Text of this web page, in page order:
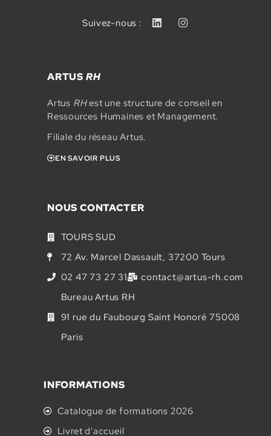
Suivez-nous :
ARTUS RH
Artus RHest une structure de conseil en
Ressources Humaines et Management.
Filiale du réseau Artus.
EN SAVOIR PLUS
NOUS CONTACTER
TOURS SUD
72 Av. Marcel Dassault, 37200 Tours
02 47 73 27 31
contact@artus-rh.com
Bureau Artus RH
91 rue du Faubourg Saint Honoré 75008
Paris
INFORMATIONS
Catalogue de formations 2026
Livret d'accueil